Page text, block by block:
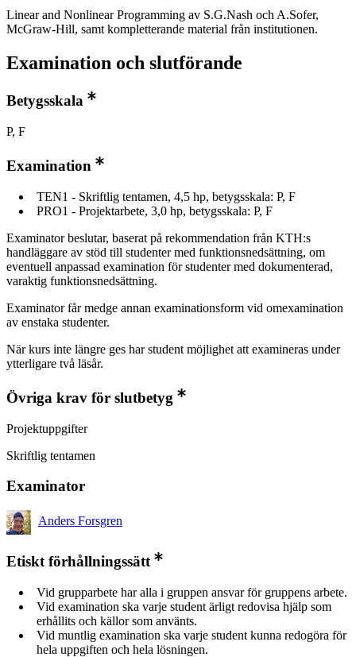
Linear and Nonlinear Programming av S.G.Nash och A.Sofer,
McGraw-Hill, samt kompletterande material från institutionen.
Examination och slutförande
Betygsskala
P, F
Examination
TEN1 - Skriftlig tentamen, 4,5 hp, betygsskala: P, F
PRO1 - Projektarbete, 3,0 hp, betygsskala: P, F
Examinator beslutar, baserat på rekommendation från KTH:s
handläggare av stöd till studenter med funktionsnedsättning, om
eventuell anpassad examination för studenter med dokumenterad,
varaktig funktionsnedsättning.
Examinator får medge annan examinationsform vid omexamination
av enstaka studenter.
När kurs inte längre ges har student möjlighet att examineras under
ytterligare två läsår.
Övriga krav för slutbetyg
Projektuppgifter
Skriftlig tentamen
Examinator
Anders Forsgren
Etiskt förhållningssätt
Vid grupparbete har alla i gruppen ansvar för gruppens arbete.
Vid examination ska varje student ärligt redovisa hjälp som
erhållits och källor som använts.
Vid muntlig examination ska varje student kunna redogöra för
hela uppgiften och hela lösningen.